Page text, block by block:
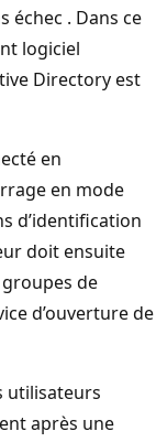
échec . Dans ce
logiciel
Directory est
en
en mode
d’identification
doit ensuite
de
d’ouverture de
utilisateurs
après une